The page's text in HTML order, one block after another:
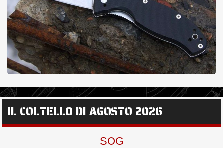
IL COLTELLO DI AGOSTO 2026
SOG